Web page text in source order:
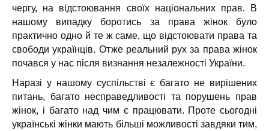
чергу, на відстоювання своїх національних прав. В
нашому випадку боротись за права жінок було
практично одно й те ж саме, що відстоювати права та
свободи українців. Отже реальний рух за права жінок
почався у нас після визнання незалежності України.
Наразі у нашому суспільстві є багато не вирішених
питань, багато несправедливості та порушень прав
жінок, і багато над чим є працювати. Проте сьогодні
українські жінки мають більші можливості завдяки тим,